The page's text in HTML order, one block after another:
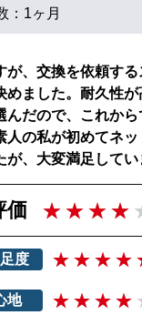
： 1ヶ月
が、交換を依頼する
めました。耐久性が
んだので、これか
人の私が初めてネ
が、大変満足してい
価
度
地